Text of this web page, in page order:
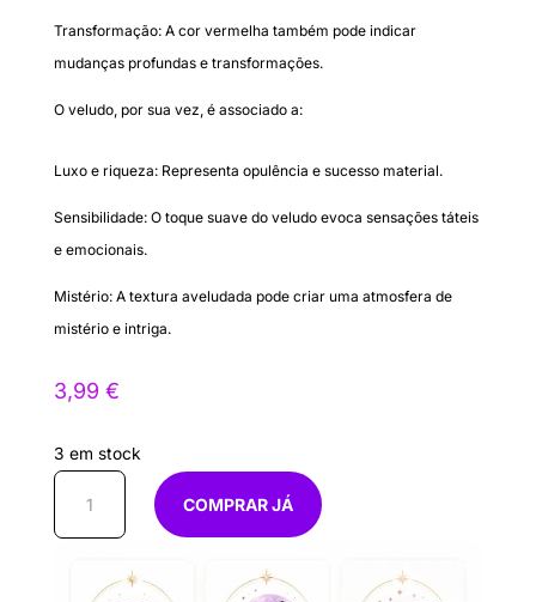
Transformação: A cor vermelha também pode indicar
mudanças profundas e transformações.
O veludo, por sua vez, é associado a:
Luxo e riqueza: Representa opulência e sucesso material.
Sensibilidade: O toque suave do veludo evoca sensações táteis
e emocionais.
Mistério: A textura aveludada pode criar uma atmosfera de
mistério e intriga.
3,99 €
3 em stock
Quantidade
Veludo
COMPRAR JÁ